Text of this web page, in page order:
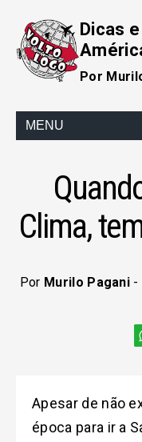
Dicas
Por
MENU
Clima,
Por Murilo Pagani -
Apesar de não
época para ir a